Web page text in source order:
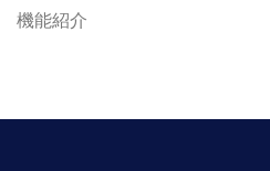
機能紹介